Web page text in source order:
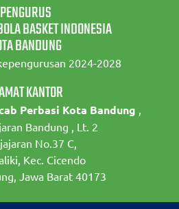
PENGURUS
BASKET INDONESIA
BANDUNG
2024-2028
KANTOR
Perbasi Kota Bandung
Bandung , Lt. 2
No.37 C,
Kec. Cicendo
Jawa Barat 40173